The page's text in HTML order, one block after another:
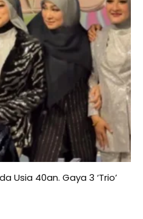
Usia 40an. Gaya 3 ‘Trio’